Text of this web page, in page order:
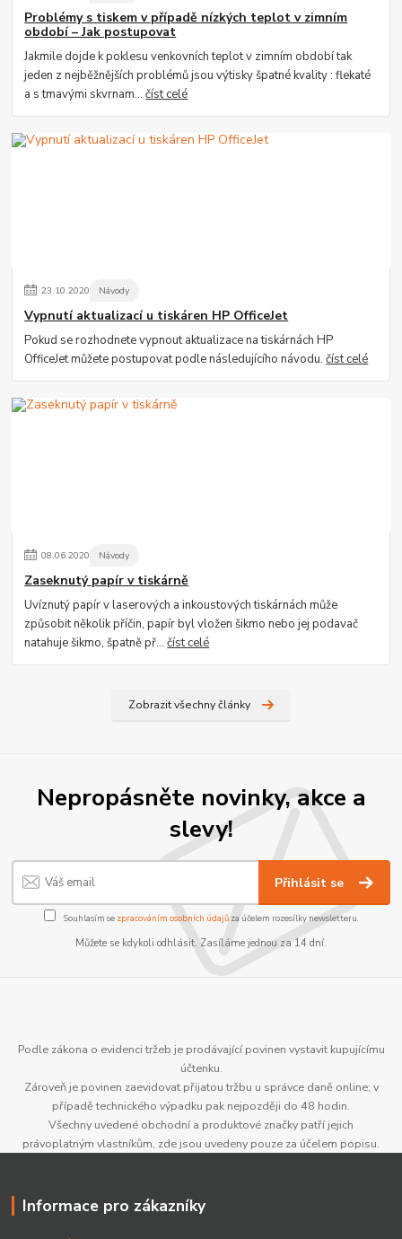
Problémy s tiskem v případě nízkých teplot v zimním
období – Jak postupovat
Jakmile dojde k poklesu venkovních teplot v zimním období tak
jeden z nejběžnějších problémů jsou výtisky špatné kvality : flekaté
a s tmavými skvrnam...číst celé
23.10.2020 Návody
Vypnutí aktualizací u tiskáren HP OfficeJet
Pokud se rozhodnete vypnout aktualizace na tiskárnách HP
OfficeJet můžete postupovat podle následujícího návodu.číst celé
08.06.2020 Návody
Zaseknutý papír v tiskárně
Uvíznutý papír v laserových a inkoustových tiskárnách může
způsobit několik příčin, papír byl vložen šikmo nebo jej podavač
natahuje šikmo, špatně př...číst celé
Zobrazit všechny články
Nepropásněte novinky, akce a
slevy!
Přihlásit se
Souhlasím se zpracováním osobních údajůza účelem rozesílky newsletteru.
Můžete se kdykoli odhlásit. Zasíláme jednou za 14 dní.
Podle zákona o evidenci tržeb je prodávající povinen vystavit kupujícímu
účtenku.
Zároveň je povinen zaevidovat přijatou tržbu u správce daně online; v
případě technického výpadku pak nejpozději do 48 hodin.
Všechny uvedené obchodní a produktové značky patří jejich
právoplatným vlastníkům, zde jsou uvedeny pouze za účelem popisu.
Informace pro zákazníky